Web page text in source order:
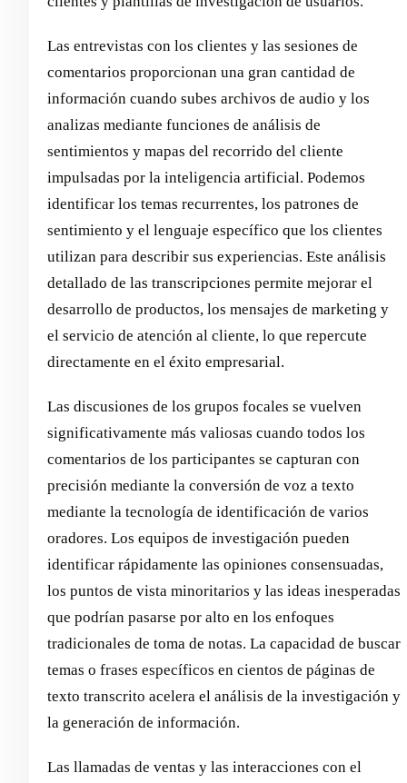
Las entrevistas con los clientes y las sesiones de
comentarios proporcionan una gran cantidad de
información cuando subes archivos de audio y los
analizas mediante funciones de análisis de
sentimientos y mapas del recorrido del cliente
impulsadas por la inteligencia artificial. Podemos
identificar los temas recurrentes, los patrones de
sentimiento y el lenguaje específico que los clientes
utilizan para describir sus experiencias. Este análisis
detallado de las transcripciones permite mejorar el
desarrollo de productos, los mensajes de marketing y
el servicio de atención al cliente, lo que repercute
directamente en el éxito empresarial.
Las discusiones de los grupos focales se vuelven
significativamente más valiosas cuando todos los
comentarios de los participantes se capturan con
precisión mediante la conversión de voz a texto
mediante la tecnología de identificación de varios
oradores. Los equipos de investigación pueden
identificar rápidamente las opiniones consensuadas,
los puntos de vista minoritarios y las ideas inesperadas
que podrían pasarse por alto en los enfoques
tradicionales de toma de notas. La capacidad de buscar
temas o frases específicos en cientos de páginas de
texto transcrito acelera el análisis de la investigación y
la generación de información.
Las llamadas de ventas y las interacciones con el